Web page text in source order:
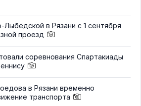
Лыбедской в Рязани с 1 сентября
проезд
соревнования Спартакиады
в Рязани временно
транспорта